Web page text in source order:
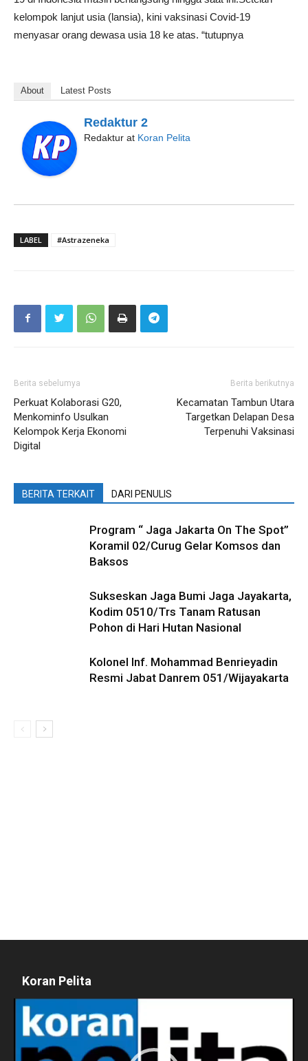
kelompok lanjut usia (lansia), kini vaksinasi Covid-19
menyasar orang dewasa usia 18 ke atas. “tutupnya
About Latest Posts
Redaktur 2
Redaktur at Koran Pelita
LABEL #Astrazeneka
Berita sebelumya
Perkuat Kolaborasi G20,
Menkominfo Usulkan
Kelompok Kerja Ekonomi
Digital
Berita berikutnya
Kecamatan Tambun Utara
Targetkan Delapan Desa
Terpenuhi Vaksinasi
BERITA TERKAIT DARI PENULIS
Program “ Jaga Jakarta On The Spot”
Koramil 02/Curug Gelar Komsos dan
Baksos
Sukseskan Jaga Bumi Jaga Jayakarta,
Kodim 0510/Trs Tanam Ratusan
Pohon di Hari Hutan Nasional
Kolonel Inf. Mohammad Benrieyadin
Resmi Jabat Danrem 051/Wijayakarta
Koran Pelita
Pemutar
Video